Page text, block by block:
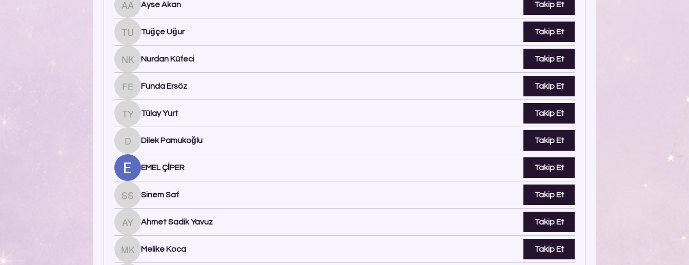
Ayse Akan
Ayse Akan Takip Et
Tuğçe Uğur
Tuğçe Uğur Takip Et
Nurdan Küfeci
Nurdan Küfeci Takip Et
Funda Ersöz
Funda Ersöz Takip Et
Tülay Yurt
Tülay Yurt Takip Et
Dilek Pamukoğlu
Dilek Pamukoğlu Takip Et
EMEL ÇİPER Takip Et
Sinem Saf
Sinem Saf Takip Et
Ahmet Sadik Yavuz
Ahmet Sadik Yavuz Takip Et
Melike Koca
Melike Koca Takip Et